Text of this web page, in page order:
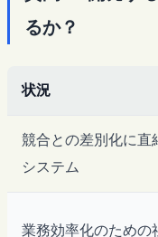
るか？
状況
競合との差別化に直
システム
業務効率化のための